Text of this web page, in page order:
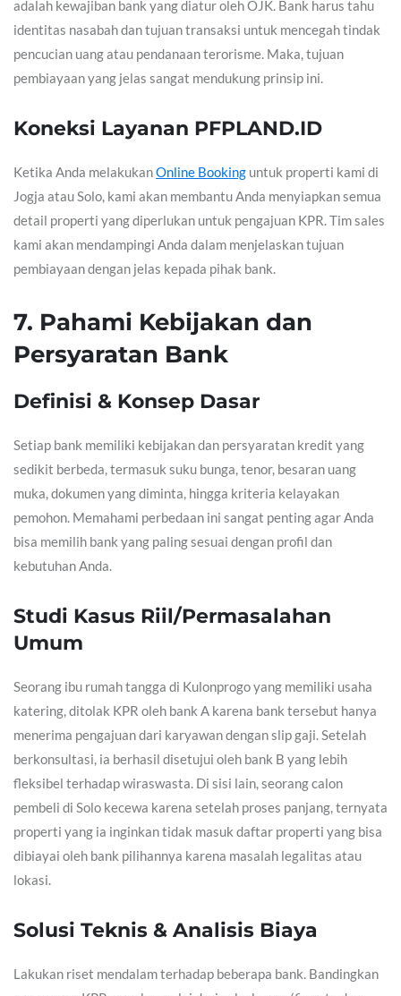
adalah kewajiban bank yang diatur oleh OJK. Bank harus tahu
identitas nasabah dan tujuan transaksi untuk mencegah tindak
pencucian uang atau pendanaan terorisme. Maka, tujuan
pembiayaan yang jelas sangat mendukung prinsip ini.
Koneksi Layanan PFPLAND.ID
Ketika Anda melakukanOnline Booking untuk properti kami di
Jogja atau Solo, kami akan membantu Anda menyiapkan semua
detail properti yang diperlukan untuk pengajuan KPR. Tim sales
kami akan mendampingi Anda dalam menjelaskan tujuan
pembiayaan dengan jelas kepada pihak bank.
7. Pahami Kebijakan dan
Persyaratan Bank
Definisi & Konsep Dasar
Setiap bank memiliki kebijakan dan persyaratan kredit yang
sedikit berbeda, termasuk suku bunga, tenor, besaran uang
muka, dokumen yang diminta, hingga kriteria kelayakan
pemohon. Memahami perbedaan ini sangat penting agar Anda
bisa memilih bank yang paling sesuai dengan profil dan
kebutuhan Anda.
Studi Kasus Riil/Permasalahan
Umum
Seorang ibu rumah tangga di Kulonprogo yang memiliki usaha
katering, ditolak KPR oleh bank A karena bank tersebut hanya
menerima pengajuan dari karyawan dengan slip gaji. Setelah
berkonsultasi, ia berhasil disetujui oleh bank B yang lebih
fleksibel terhadap wiraswasta. Di sisi lain, seorang calon
pembeli di Solo kecewa karena setelah proses panjang, ternyata
properti yang ia inginkan tidak masuk daftar properti yang bisa
dibiayai oleh bank pilihannya karena masalah legalitas atau
lokasi.
Solusi Teknis & Analisis Biaya
Lakukan riset mendalam terhadap beberapa bank. Bandingkan